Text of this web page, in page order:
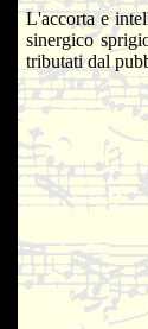
L'accorta e
sinergico
tributati dal